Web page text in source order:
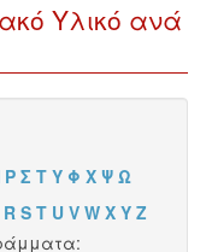
Υλικό ανά
Ρ Σ Τ Υ Φ Χ Ψ Ω
R S T U V W X Y Z